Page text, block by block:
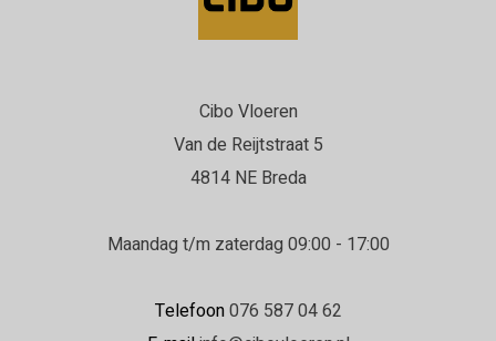
Cibo Vloeren
Van de Reijtstraat 5
4814 NE Breda
Maandag t/m zaterdag 09:00 - 17:00
Telefoon076 587 04 62